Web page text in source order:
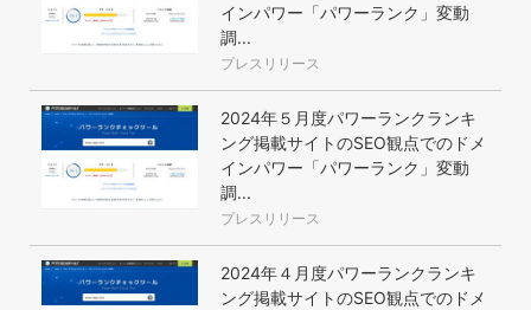
インパワー「パワーランク」変動
調...
プレスリリース
2024年５月度パワーランクランキ
ング掲載サイトのSEO観点でのドメ
インパワー「パワーランク」変動
調...
プレスリリース
2024年４月度パワーランクランキ
ング掲載サイトのSEO観点でのドメ